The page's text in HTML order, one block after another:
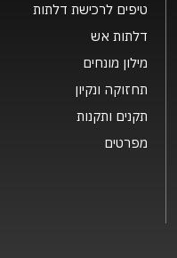
טיפים לרכישת דלתות
דלתות אש
מילון מונחים
תחזוקה ונקיון
תקנים ותקנות
מפרטים